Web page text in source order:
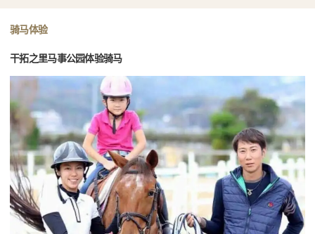
骑马体验
干拓之里马事公园体验骑马